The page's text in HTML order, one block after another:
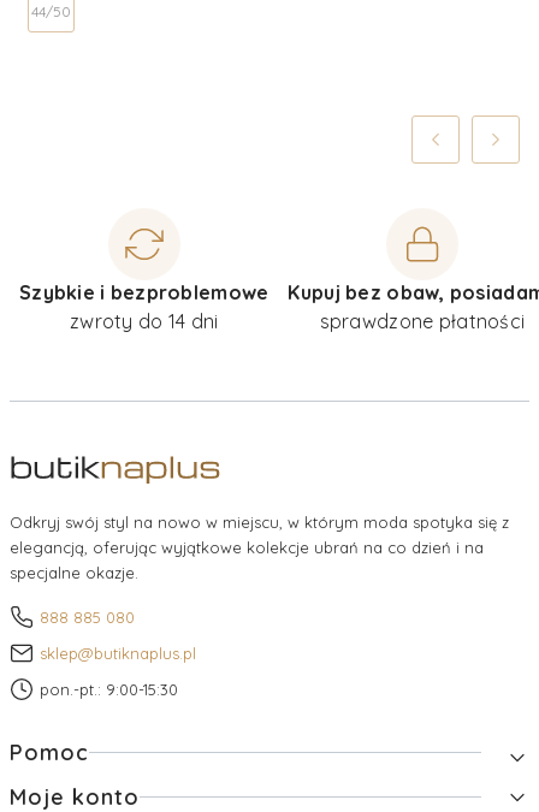
44/50
Szybkie i bezproblemowe
zwroty do 14 dni
Kupuj bez obaw,
sprawdzone płatności
Odkryj swój styl na nowo w miejscu, w którym moda spotyka się z
elegancją, oferując wyjątkowe kolekcje ubrań na co dzień i na
specjalne okazje.
888 885 080
sklep@butiknaplus.pl
pon.-pt.: 9:00-15:30
Linki w stopce
Pomoc
Zwroty i reklamacje
Moje konto